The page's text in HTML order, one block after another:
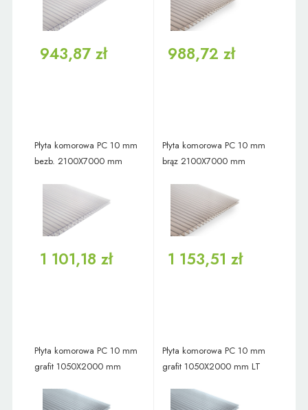
943,87 zł 988,72 zł
Płyta komorowa PC 10 mm
bezb. 2100X7000 mm
1 101,18 zł
Płyta komorowa PC 10 mm
brąz 2100X7000 mm
1 153,51 zł
Płyta komorowa PC 10 mm
grafit 1050X2000 mm
Płyta komorowa PC 10 mm
grafit 1050X2000 mm LT